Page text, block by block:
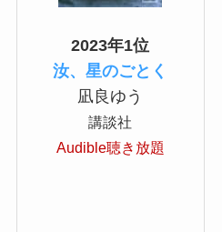
2023年1位
汝、星のごとく
凪良ゆう
講談社
Audible聴き放題